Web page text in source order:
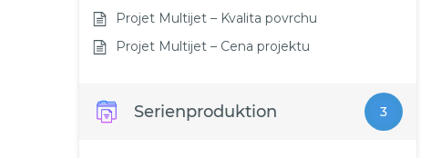
Projet Multijet – Kvalita povrchu
Projet Multijet – Cena projektu
Serienproduktion 3